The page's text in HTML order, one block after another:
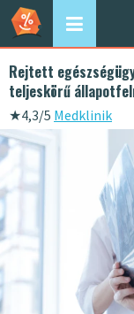
Rejtett
teljeskörű
★4,3/5 Medklinik